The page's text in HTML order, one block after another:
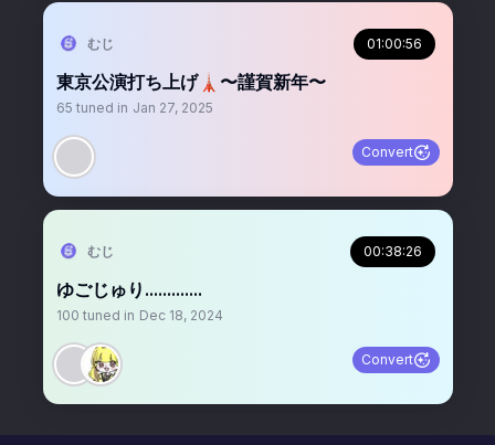
むじ 01:00:56
東京公演打ち上げ🗼〜謹賀新年〜
65 tuned in Jan 27, 2025
Convert
むじ 00:38:26
ゆごじゅり.............
100 tuned in Dec 18, 2024
Convert